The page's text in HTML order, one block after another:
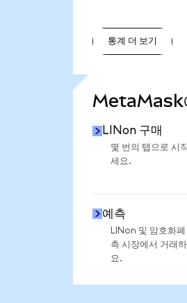
통계 더 보기
MetaMask
LINon 구매
몇 번의 탭으로 시
세요.
예측
LINon 및 암호화폐
측 시장에서 거래
요.